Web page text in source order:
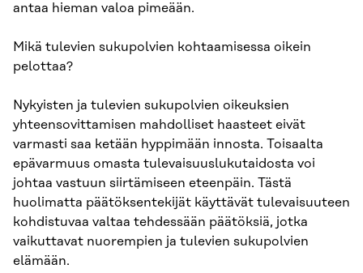
antaa hieman valoa pimeään.
Mikä tulevien sukupolvien kohtaamisessa oikein
pelottaa?
Nykyisten ja tulevien sukupolvien oikeuksien
yhteensovittamisen mahdolliset haasteet eivät
varmasti saa ketään hyppimään innosta. Toisaalta
epävarmuus omasta tulevaisuuslukutaidosta voi
johtaa vastuun siirtämiseen eteenpäin. Tästä
huolimatta päätöksentekijät käyttävät tulevaisuuteen
kohdistuvaa valtaa tehdessään päätöksiä, jotka
vaikuttavat nuorempien ja tulevien sukupolvien
elämään.